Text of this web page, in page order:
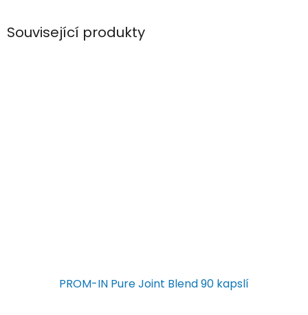
Související produkty
PROM-IN Pure Joint Blend 90 kapslí